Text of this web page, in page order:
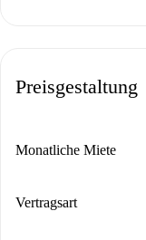
Preisgestaltung
Monatliche Miete
Vertragsart